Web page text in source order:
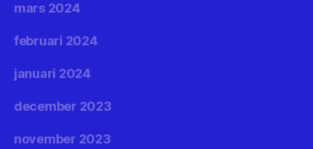
mars 2024
februari 2024
januari 2024
december 2023
november 2023